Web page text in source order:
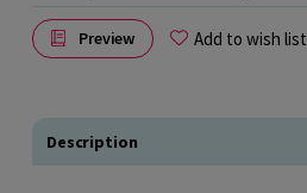
Preview Add to wish list
Description